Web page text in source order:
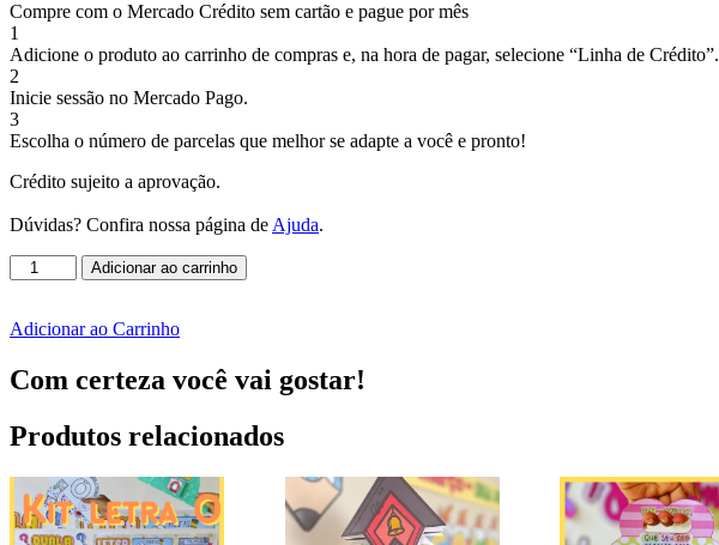
Compre com o Mercado Crédito sem cartão e pague por mês
1
Adicione o produto ao carrinho de compras e, na hora de pagar, selecione “Linha de Crédito”.
2
Inicie sessão no Mercado Pago.
3
Escolha o número de parcelas que melhor se adapte a você e pronto!
Crédito sujeito a aprovação.
Dúvidas? Confira nossa página deAjuda.
Caixa
cenário
Dia
Mulhres
Rosa
Adicionar ao carrinho
Adicionar ao Carrinho
Com certeza você vai gostar!
Produtos relacionados